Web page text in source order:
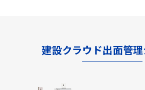
建設クラウド出面管